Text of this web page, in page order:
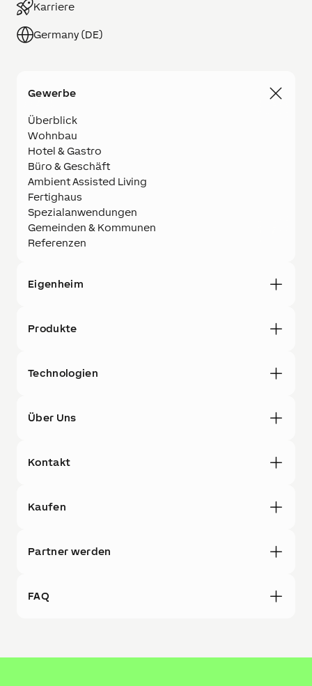
Karriere
Germany (DE)
Gewerbe
Überblick
Wohnbau
Hotel & Gastro
Büro & Geschäft
Ambient Assisted Living
Fertighaus
Spezialanwendungen
Gemeinden & Kommunen
Referenzen
Eigenheim
Produkte
Technologien
Über Uns
Kontakt
Kaufen
Partner werden
FAQ